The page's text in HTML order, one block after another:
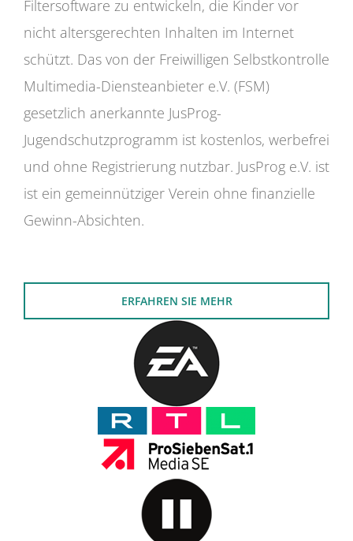
Filtersoftware zu entwickeln, die Kinder vor
nicht altersgerechten Inhalten im Internet
schützt. Das von der Freiwilligen Selbstkontrolle
Multimedia-Diensteanbieter e.V. (FSM)
gesetzlich anerkannte JusProg-
Jugendschutzprogramm ist kostenlos, werbefrei
und ohne Registrierung nutzbar. JusProg e.V. ist
ist ein gemeinnütziger Verein ohne finanzielle
Gewinn-Absichten.
ERFAHREN SIE MEHR